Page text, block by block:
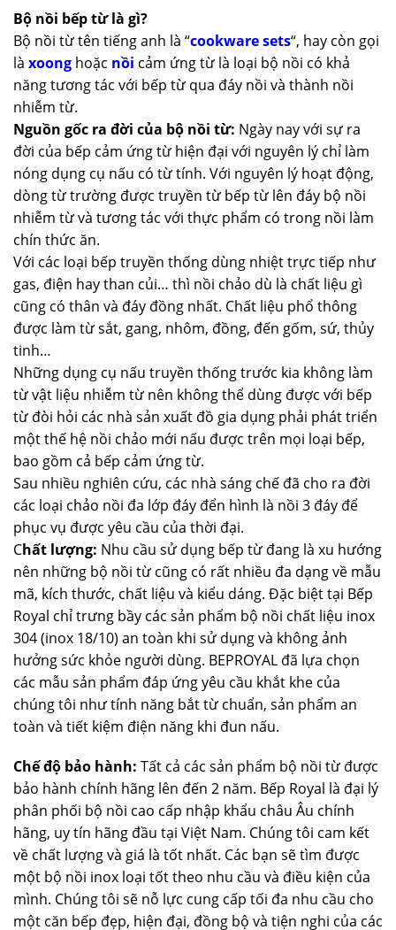
Bộ nồi bếp từ là gì?
Bộ nồi từ tên tiếng anh là “cookware sets“, hay còn gọi
là xoong hoặc nồi cảm ứng từ là loại bộ nồi có khả
năng tương tác với bếp từ qua đáy nồi và thành nồi
nhiễm từ.
Nguồn gốc ra đời của bộ nồi từ: Ngày nay với sự ra
đời của bếp cảm ứng từ hiện đại với nguyên lý chỉ làm
nóng dụng cụ nấu có từ tính. Với nguyên lý hoạt động,
dòng từ trường được truyền từ bếp từ lên đáy bộ nồi
nhiễm từ và tương tác với thực phẩm có trong nồi làm
chín thức ăn.
Với các loại bếp truyền thống dùng nhiệt trực tiếp như
gas, điện hay than củi… thì nồi chảo dù là chất liệu gì
cũng có thân và đáy đồng nhất. Chất liệu phổ thông
được làm từ sắt, gang, nhôm, đồng, đến gốm, sứ, thủy
tinh…
Những dụng cụ nấu truyền thống trước kia không làm
từ vật liệu nhiễm từ nên không thể dùng được với bếp
từ đòi hỏi các nhà sản xuất đồ gia dụng phải phát triển
một thế hệ nồi chảo mới nấu được trên mọi loại bếp,
bao gồm cả bếp cảm ứng từ.
Sau nhiều nghiên cứu, các nhà sáng chế đã cho ra đời
các loại chảo nồi đa lớp đáy đển hình là nồi 3 đáy để
phục vụ được yêu cầu của thời đại.
Chất lượng: Nhu cầu sử dụng bếp từ đang là xu hướng
nên những bộ nồi từ cũng có rất nhiều đa dạng về mẫu
mã, kích thước, chất liệu và kiểu dáng. Đặc biệt tại Bếp
Royal chỉ trưng bầy các sản phẩm bộ nồi chất liệu inox
304 (inox 18/10) an toàn khi sử dụng và không ảnh
hưởng sức khỏe người dùng. BEPROYAL đã lựa chọn
các mẫu sản phẩm đáp ứng yêu cầu khắt khe của
chúng tôi như tính năng bắt từ chuẩn, sản phẩm an
toàn và tiết kiệm điện năng khi đun nấu.
Chế độ bảo hành: Tất cả các sản phẩm bộ nồi từ được
bảo hành chính hãng lên đến 2 năm. Bếp Royal là đại lý
phân phối bộ nồi cao cấp nhập khẩu châu Âu chính
hãng, uy tín hãng đầu tại Việt Nam. Chúng tôi cam kết
về chất lượng và giá là tốt nhất. Các bạn sẽ tìm được
một bộ nồi inox loại tốt theo nhu cầu và điều kiện của
mình. Chúng tôi sẽ nỗ lực cung cấp tối đa nhu cầu cho
một căn bếp đẹp, hiện đại, đồng bộ và tiện nghi của các